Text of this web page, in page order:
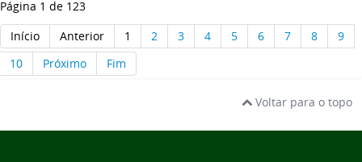
Página 1 de 123
Início
Anterior 1 2 3 4 5 6 7 8
9
10
Próximo Fim
Voltar para o topo